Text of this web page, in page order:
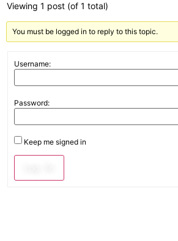
Viewing 1 post (of 1 total)
You must be logged in to reply to this topic.
Username:
Password:
Keep me signed in